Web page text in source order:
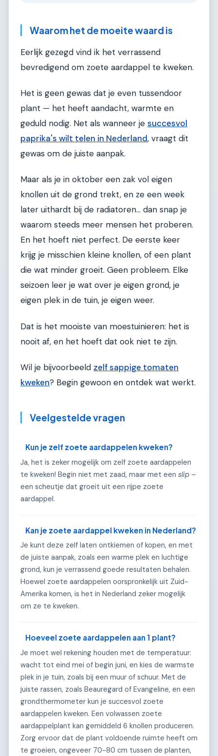
Waarom het de moeite waard is
Eerlijk gezegd vind ik het verrassend
bevredigend om zoete aardappel te kweken.
Het is geen gewas dat je even tussendoor
plant — het heeft aandacht, warmte en
geduld nodig. Net als wanneer je succesvol
paprika's wilt telen in Nederland, vraagt dit
gewas om de juiste aanpak.
Maar als je in oktober een zak vol eigen
knollen uit de grond trekt, en ze een week
later uithardt bij de radiatoren… dan snap je
waarom steeds meer mensen het proberen.
En het hoeft niet perfect. De eerste keer
krijg je misschien kleine knollen, of een plant
die wat minder groeit. Geen probleem. Elke
seizoen leer je wat over je eigen grond, je
eigen plek in de tuin, je eigen weer.
Dat is het mooiste van moestuinieren: het is
nooit af, en het hoeft dat ook niet te zijn.
Wil je bijvoorbeeld zelf sappige tomaten
kweken? Begin gewoon en ontdek wat werkt.
Veelgestelde vragen
Kun je zelf zoete aardappelen kweken?
Ja, het is zeker mogelijk om zelf zoete aardappelen
te kweken! Begin niet met zaad, maar met een slip –
een scheutje dat groeit uit een rijpe zoete
aardappel.
Kan je zoete aardappel kweken in Nederland?
Je kunt deze zelf laten ontkiemen of kopen, en met
de juiste aanpak, zoals een warme plek en luchtige
grond, kun je verrassend goede resultaten behalen.
Hoewel zoete aardappelen oorspronkelijk uit Zuid-
Amerika komen, is het in Nederland zeker mogelijk
om ze te kweken.
Hoeveel zoete aardappelen aan 1 plant?
Je moet wel rekening houden met de temperatuur:
wacht tot eind mei of begin juni, en kies de warmste
plek in je tuin, zoals bij een muur of schuur. Met de
juiste rassen, zoals Beauregard of Evangeline, en een
grondthermometer kun je succesvol zoete
aardappelen kweken. Een volwassen zoete
aardappelplant kan gemiddeld 6 knollen produceren.
Zorg ervoor dat de plant voldoende ruimte heeft om
te groeien, ongeveer 70-80 cm tussen de planten,